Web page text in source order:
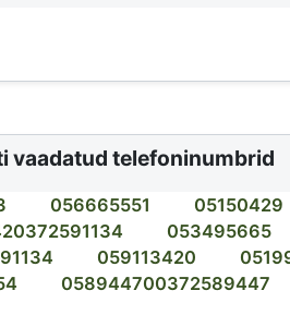
vaadatud telefoninumbrid
056665551
05150429
053495665
059113420
058944700372589447